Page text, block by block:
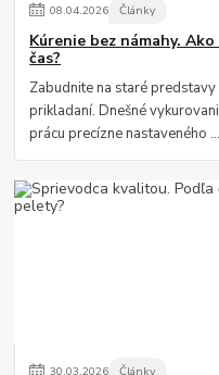
08.04.2026 Články
Kúrenie bez námahy.
čas?
Zabudnite na staré
prikladaní. Dnešné
prácu precízne nastaveného
30.03.2026 Články